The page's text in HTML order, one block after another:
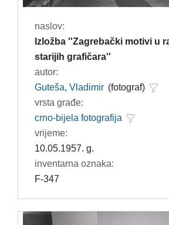
naslov:
Izložba ''Zagrebački motivi u
starijih grafičara''
autor:
Guteša, Vladimir (fotograf)
vrsta građe:
crno-bijela fotografija
vrijeme:
10.05.1957. g.
inventarna oznaka:
F-347